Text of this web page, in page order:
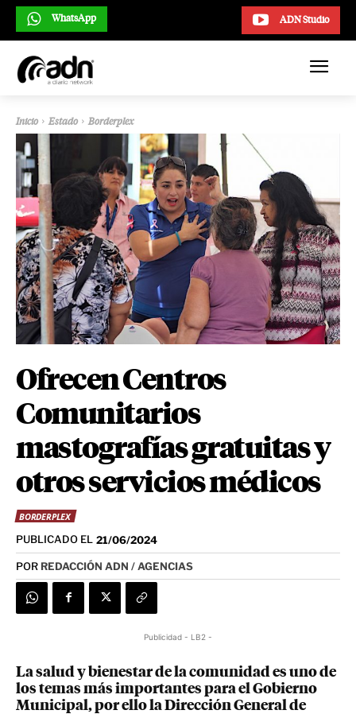
ADN Studio
WhatsApp
Inicio Estado Borderplex
Ofrecen Centros
Comunitarios
mastografías gratuitas y
otros servicios médicos
BORDERPLEX
PUBLICADO EL 21/06/2024
POR REDACCIÓN ADN / AGENCIAS
Publicidad - LB2 -
La salud y bienestar de la comunidad es uno de
los temas más importantes para el Gobierno
Municipal, por ello la Dirección General de